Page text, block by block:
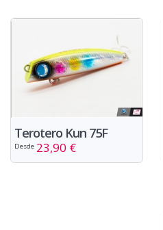
Terotero Kun 75F
Desde 23,90 €